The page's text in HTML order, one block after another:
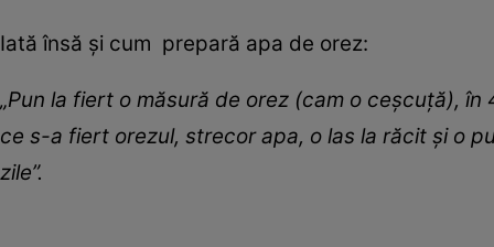
Iată însă și cum prepară apa de orez:
„Pun la fiert o măsură de orez (cam o ceșcuță),
ce s-a fiert orezul, strecor apa, o las la răcit și o
zile”.